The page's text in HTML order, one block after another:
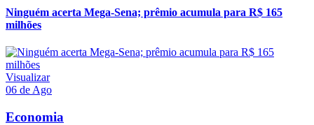
Ninguém acerta Mega-Sena; prêmio acumula para R$ 165
milhões
Visualizar
06 de Ago
Economia